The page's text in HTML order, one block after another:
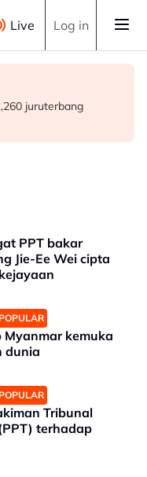
Live Log in
insiden
Exco, terajui
juruterbang
PPT bakar
Jie-Ee Wei cipta
Myanmar kemuka
dunia
Tribunal
terhadap